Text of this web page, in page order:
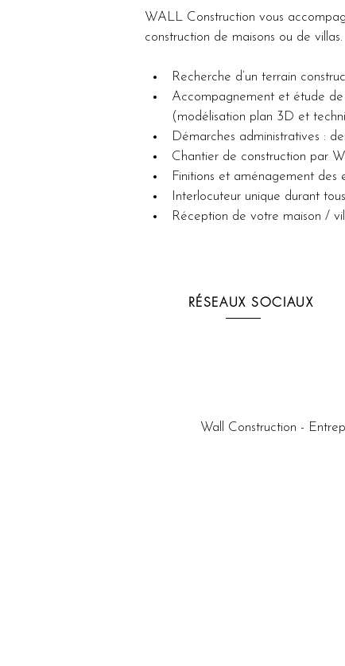
WALL Construction vous
construction de maisons ou de villas.
Recherche d’un terrain
Accompagnement et étude
(modélisation plan 3D et
Démarches administratives :
Chantier de construction par
Finitions et aménagement des
Interlocuteur unique durant
Réception de votre maison /
RÉSEAUX SOCIAUX
Wall Construction -